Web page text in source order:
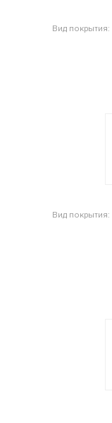
Вид покрытия:
Вид покрытия: